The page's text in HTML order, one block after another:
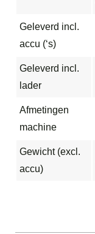
Geleverd incl.
accu (‘s)
Geleverd incl.
lader
Afmetingen
machine
Gewicht (excl.
accu)